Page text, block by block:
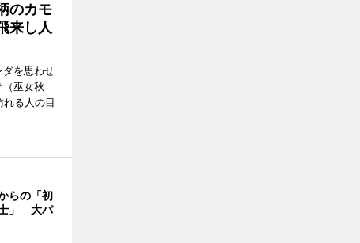
のカモ
来し人
を思わせ
巫女秋
る人の目
らの「初
士」 大パ